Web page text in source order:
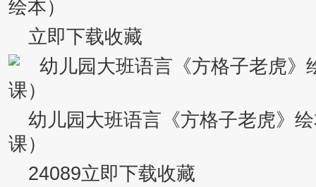
绘本）
立即下载收藏
幼儿园大班语言《方格子老虎》
课）
24089立即下载收藏